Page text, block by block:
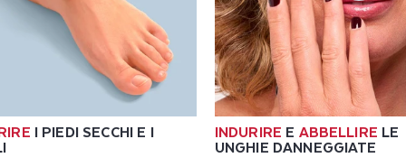
I PIEDI SECCHI E I INDURIRE E ABBELLIRE LE
UNGHIE DANNEGGIATE